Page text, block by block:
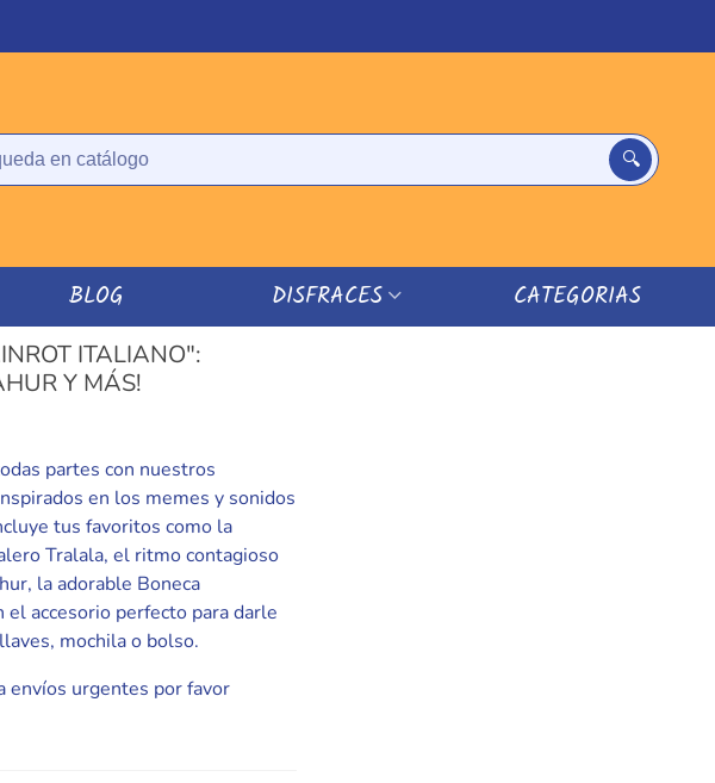
BLOG DISFRACES CATEGORIAS
ITALIANO":
Y MÁS!
partes con nuestros
en los memes y sonidos
tus favoritos como la
Tralala, el ritmo contagioso
la adorable Boneca
accesorio perfecto para darle
mochila o bolso.
envíos urgentes por favor